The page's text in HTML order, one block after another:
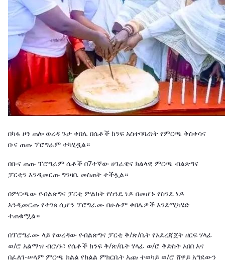
በካፋ ዞን ጠሎ ወረዳ ጉታ ቀበሌ በሴቶች ክንፍ አስተባባሪነት የምርጫ ቅስቀሳና
ቡና ጠጡ ፕሮግራም ተካሂዷል።
በቡና ጠጡ ፕሮግራም ሴቶች በ7ተኛው ሀገራዊና ክልላዊ ምርጫ ብልጽግና
ፓርቲን እንዲመርጡ ግንዛቤ መስጠት ተችሏል።
በምርጫው የብልጽግና ፓርቲ ምልክት የስንዴ ነዶ በመሆኑ የስንዴ ነዶ
እንዲመርጡ የተገጸ ሲሆን ፕሮግራሙ በሁሉም ቀበሌዎች እንደሚካሄድ
ተጠቁሟል።
በፕሮግራሙ ላይ የወረዳው የብልጽግና ፓርቲ ቅ/ጽ/ቤት የአደረጃጀት ዘርፍ ሃላፊ
ወ/ሮ አልማዝ ብርሃኑ፣ የሴቶች ክንፍ ቅ/ጽ/ቤት ሃላፊ ወ/ሮ ቅድስት አበበ እና
በፈለገ-ሠላም ምርጫ ክልል የክልል ምክርቤት እጩ ተወካይ ወ/ሮ ሸዋይ አግደውን